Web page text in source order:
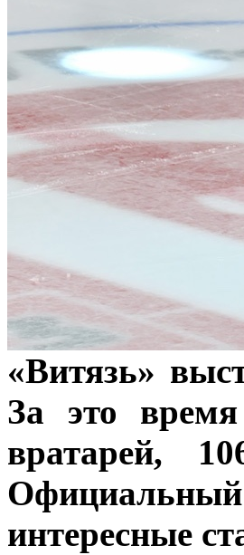
«Витязь»
За это
вратарей,
интересные